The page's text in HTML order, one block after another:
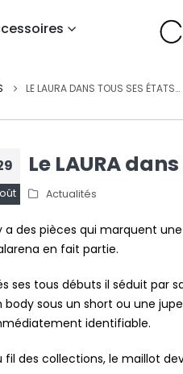
LE LAURA DANS TOUS SES ÉTATS…
Le LAURA
Actualités
a des pièces qui marquent
en fait partie.
ses tous débuts il séduit par
body sous un short ou une
identifiable.
fil des collections, le maillot